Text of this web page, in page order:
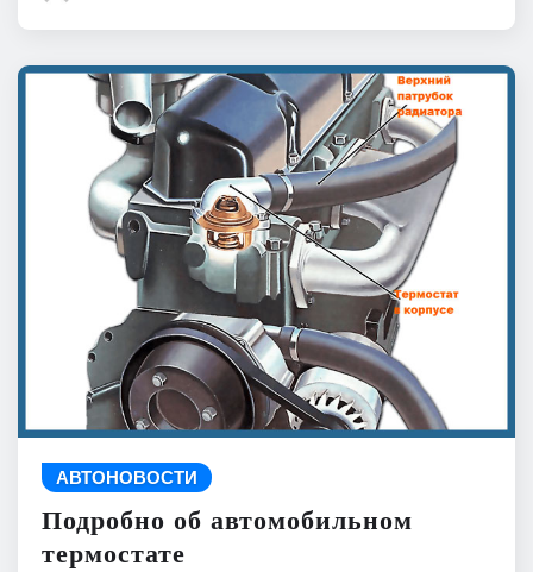
АВТОНОВОСТИ
Подробно об автомобильном
термостате